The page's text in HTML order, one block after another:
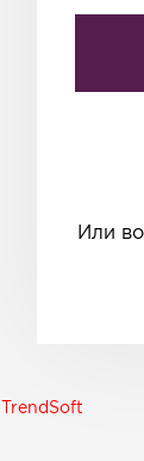
Или
TrendSoft